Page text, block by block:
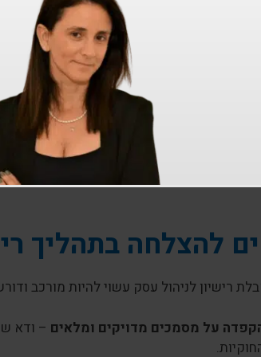
לניהול עסק יש להגיש מספר מסמכים
– מסמך המאשר כי העסק
תכניות מבנה ותכנון– תכניות מפורטות של
אישורי בטיחות ותברואה
– אישורים המעידים
– בהתאם לסוג העסק
הקשורים לתברואה ולסניטציה.
להצלחה בתהליך
רישיון לניהול עסק עשוי להיות מורכב
על מסמכים מדויקים ומלאים – ודא